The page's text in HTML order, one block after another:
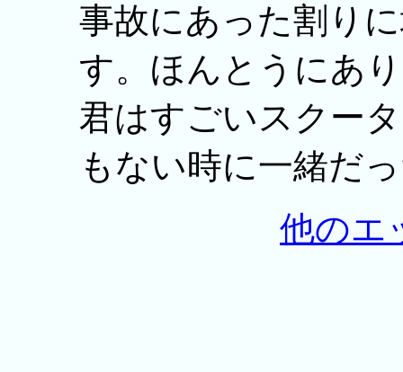
事故にあった割り
す。ほんとうにあ
君はすごいスクー
もない時に一緒だ
他のエ